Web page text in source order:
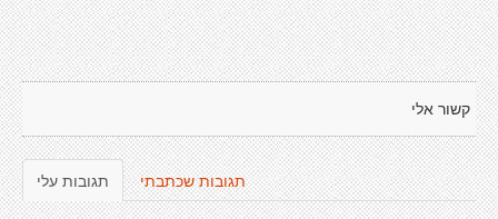
קשור אלי
תגובות עלי תגובות שכתבתי